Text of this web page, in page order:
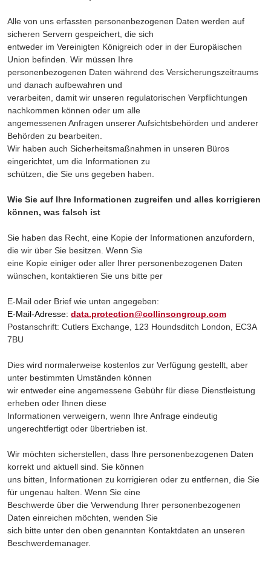
Alle von uns erfassten personenbezogenen Daten werden auf
sicheren Servern gespeichert, die sich
entweder im Vereinigten Königreich oder in der Europäischen
Union befinden. Wir müssen Ihre
personenbezogenen Daten während des Versicherungszeitraums
und danach aufbewahren und
verarbeiten, damit wir unseren regulatorischen Verpflichtungen
nachkommen können oder um alle
angemessenen Anfragen unserer Aufsichtsbehörden und anderer
Behörden zu bearbeiten.
Wir haben auch Sicherheitsmaßnahmen in unseren Büros
eingerichtet, um die Informationen zu
schützen, die Sie uns gegeben haben.
Wie Sie auf Ihre Informationen zugreifen und alles korrigieren
können, was falsch ist
Sie haben das Recht, eine Kopie der Informationen anzufordern,
die wir über Sie besitzen. Wenn Sie
eine Kopie einiger oder aller Ihrer personenbezogenen Daten
wünschen, kontaktieren Sie uns bitte per
E-Mail oder Brief wie unten angegeben:
E-Mail-Adresse: data.protection@collinsongroup.com
Postanschrift: Cutlers Exchange, 123 Houndsditch London, EC3A
7BU
Dies wird normalerweise kostenlos zur Verfügung gestellt, aber
unter bestimmten Umständen können
wir entweder eine angemessene Gebühr für diese Dienstleistung
erheben oder Ihnen diese
Informationen verweigern, wenn Ihre Anfrage eindeutig
ungerechtfertigt oder übertrieben ist.
Wir möchten sicherstellen, dass Ihre personenbezogenen Daten
korrekt und aktuell sind. Sie können
uns bitten, Informationen zu korrigieren oder zu entfernen, die Sie
für ungenau halten. Wenn Sie eine
Beschwerde über die Verwendung Ihrer personenbezogenen
Daten einreichen möchten, wenden Sie
sich bitte unter den oben genannten Kontaktdaten an unseren
Beschwerdemanager.